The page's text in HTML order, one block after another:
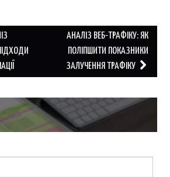
АНАЛІЗ ВЕБ-ТРАФІКУ: ЯК
ПОЛІПШИТИ ПОКАЗНИКИ
ЗАЛУЧЕННЯ ТРАФІКУ